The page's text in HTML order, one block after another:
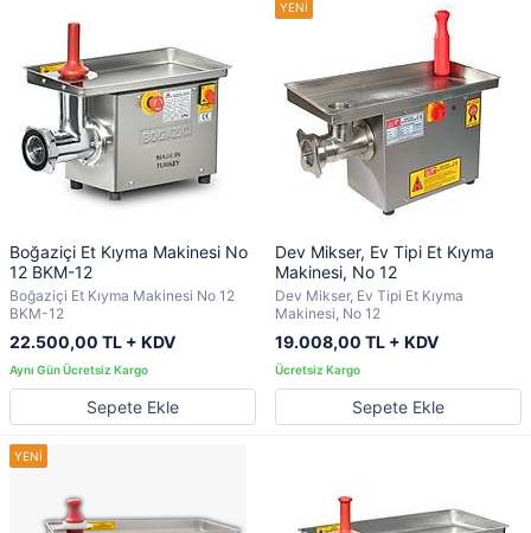
Boğaziçi Et Kıyma Makinesi No
12 BKM-12
Boğaziçi Et Kıyma Makinesi No 12
BKM-12
22.500,00 TL + KDV
Sepete Ekle
Dev Mikser, Ev Tipi Et Kıyma
Makinesi, No 12
Dev Mikser, Ev Tipi Et Kıyma
Makinesi, No 12
19.008,00 TL + KDV
Sepete Ekle